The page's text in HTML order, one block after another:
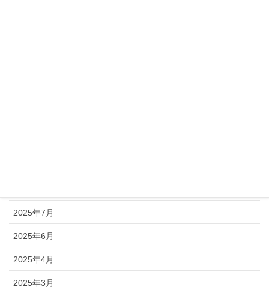
2025年7月
2025年6月
2025年4月
2025年3月